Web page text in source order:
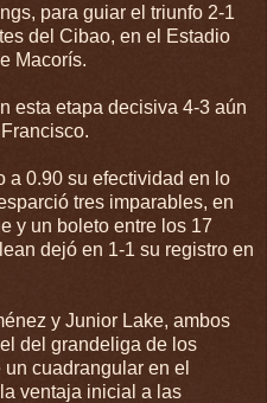
para guiar el triunfo 2-1
del Cibao, en el Estadio
Macorís.
esta etapa decisiva 4-3 aún
a 0.90 su efectividad en lo
tres imparables, en
y un boleto entre los 17
dejó en 1-1 su registro en
y Junior Lake, ambos
del grandeliga de los
cuadrangular en el
ventaja inicial a las